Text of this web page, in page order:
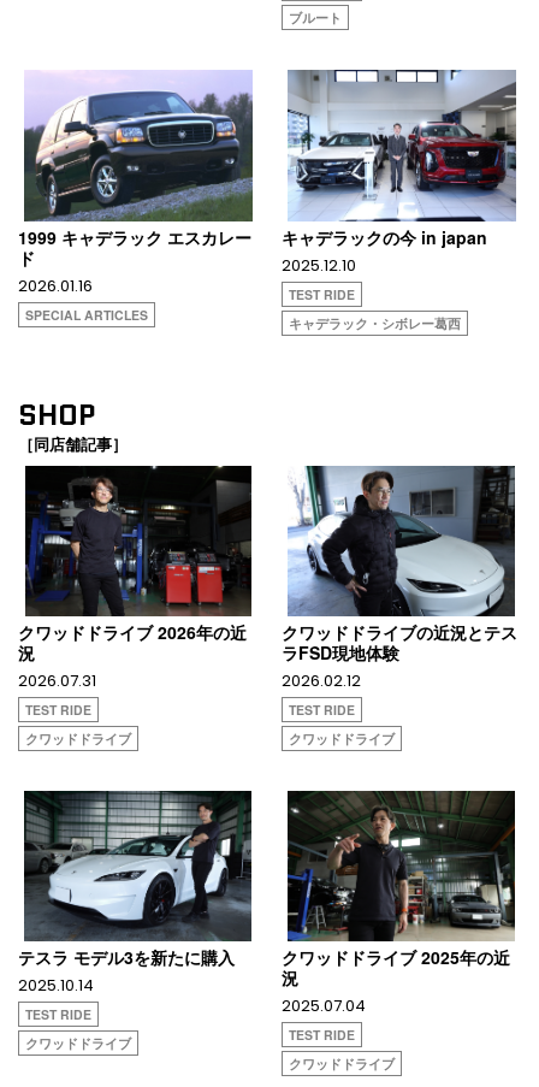
ブルート
1999 キャデラック エスカレー
ド
2026.01.16
SPECIAL ARTICLES
キャデラックの今 in japan
2025.12.10
TEST RIDE
キャデラック・シボレー葛西
SHOP
［同店舗記事］
クワッドドライブ 2026年の近
況
2026.07.31
TEST RIDE
クワッドドライブ
クワッドドライブの近況とテス
ラFSD現地体験
2026.02.12
TEST RIDE
クワッドドライブ
テスラ モデル3を新たに購入
2025.10.14
TEST RIDE
クワッドドライブ
クワッドドライブ 2025年の近
況
2025.07.04
TEST RIDE
クワッドドライブ